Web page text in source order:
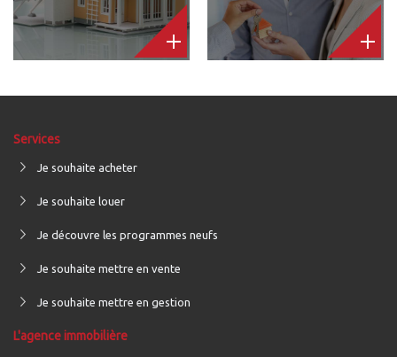
Services
Je souhaite acheter
Je souhaite louer
Je découvre les programmes neufs
Je souhaite mettre en vente
Je souhaite mettre en gestion
L'agence immobilière